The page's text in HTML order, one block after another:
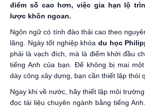
điểm số cao hơn, việc gia hạn lộ
lược khôn ngoan.
Ngôn ngữ có tính đào thải cao theo
lãng. Ngày tốt nghiệp khóa du học
phải là vạch đích, mà là điểm khởi đầu
tiếng Anh của bạn. Để không bị mai
dày công xây dựng, bạn cần thiết lập thói
Ngay khi về nước, hãy thiết lập môi
đọc tài liệu chuyên ngành bằng tiếng